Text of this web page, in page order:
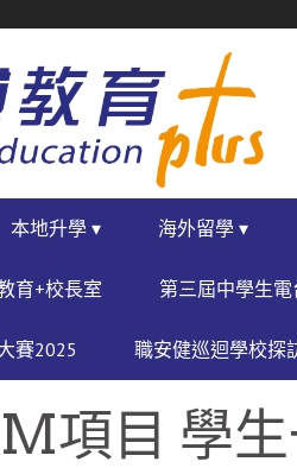
本地升學 ▾ 海外留學 ▾
育+校長室 第三屆中學生
賽2025 職安健巡迴學校探
項目 學